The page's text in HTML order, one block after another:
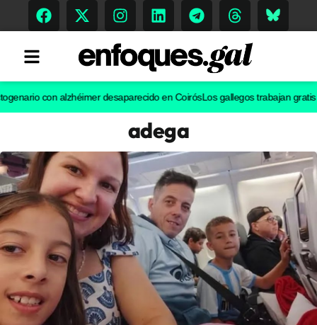
Memoria Histórica
Gastronomía
Escenarios
Sostenibilidad
con alzhéimer desaparecido en CoirósLos gallegos trabajan gratis
adega